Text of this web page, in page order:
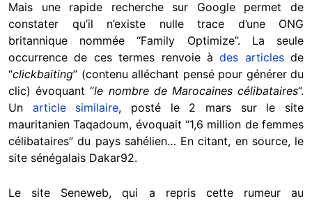
Mais une rapide recherche sur Google permet de
constater qu’il n’existe nulle trace d’une ONG
britannique nommée “Family Optimize”. La seule
occurrence de ces termes renvoie à des articlesde
“clickbaiting” (contenu alléchant pensé pour générer du
clic) évoquant “le nombre de Marocaines célibataires”.
Un article similaire, posté le 2 mars sur le site
mauritanien Taqadoum, évoquait “1,6 million de femmes
célibataires” du pays sahélien… En citant, en source, le
site sénégalais Dakar92.
Le site Seneweb, qui a repris cette rumeur au